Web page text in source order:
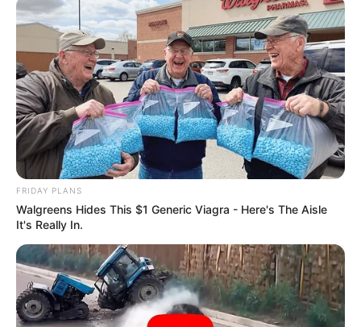
FRIDAY PLANS
Walgreens Hides This $1 Generic Viagra - Here's The Aisle
It's Really In.